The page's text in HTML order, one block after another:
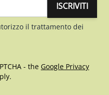
ISCRIVITI
il trattamento dei
- the Google Privacy